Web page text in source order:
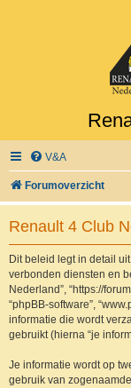
V&A
Forumoverzicht
Renault 4 Club
Dit beleid legt in detail
verbonden diensten en
Nederland”, “https://
“phpBB-software”,
informatie die wordt
gebruikt (hierna “je
Je informatie wordt op
gebruik van